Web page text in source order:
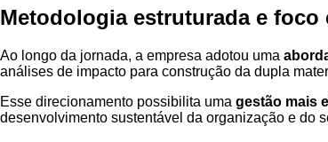
Metodologia estruturada e foco
Ao longo da jornada, a empresa adotou uma
análises de impacto para construção da dupla
Esse direcionamento possibilita uma gestão mais
desenvolvimento sustentável da organização e do